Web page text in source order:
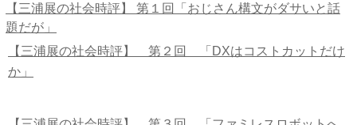
【三浦展の社会時評】 第１回「おじさん構文がダサいと話
題だが」
【三浦展の社会時評】 第２回 「DXはコストカットだけ
か」